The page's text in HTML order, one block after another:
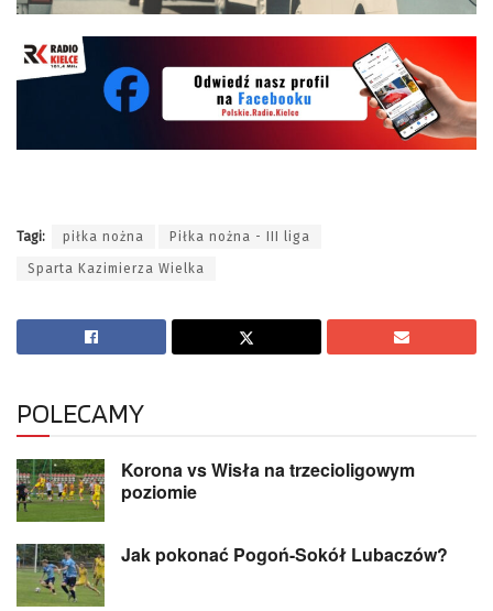
Tagi: piłka nożna Piłka nożna - III liga
Sparta Kazimierza Wielka
POLECAMY
Korona vs Wisła na trzecioligowym
poziomie
Jak pokonać Pogoń-Sokół Lubaczów?